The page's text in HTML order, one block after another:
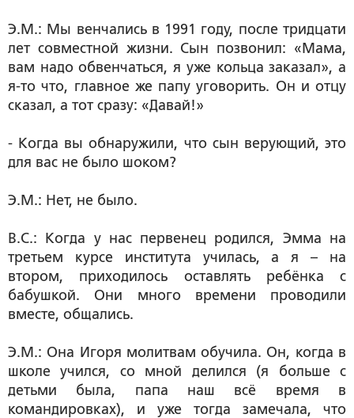
Э.М.: Мы венчались в 1991 году, после тридцати
лет совместной жизни. Сын позвонил: «Мама,
вам надо обвенчаться, я уже кольца заказал», а
я-то что, главное же папу уговорить. Он и отцу
сказал, а тот сразу: «Давай!»
- Когда вы обнаружили, что сын верующий, это
для вас не было шоком?
Э.М.: Нет, не было.
В.С.: Когда у нас первенец родился, Эмма на
третьем курсе института училась, а я – на
втором, приходилось оставлять ребёнка с
бабушкой. Они много времени проводили
вместе, общались.
Э.М.: Она Игоря молитвам обучила. Он, когда в
школе учился, со мной делился (я больше с
детьми была, папа наш всё время в
командировках), и уже тогда замечала, что